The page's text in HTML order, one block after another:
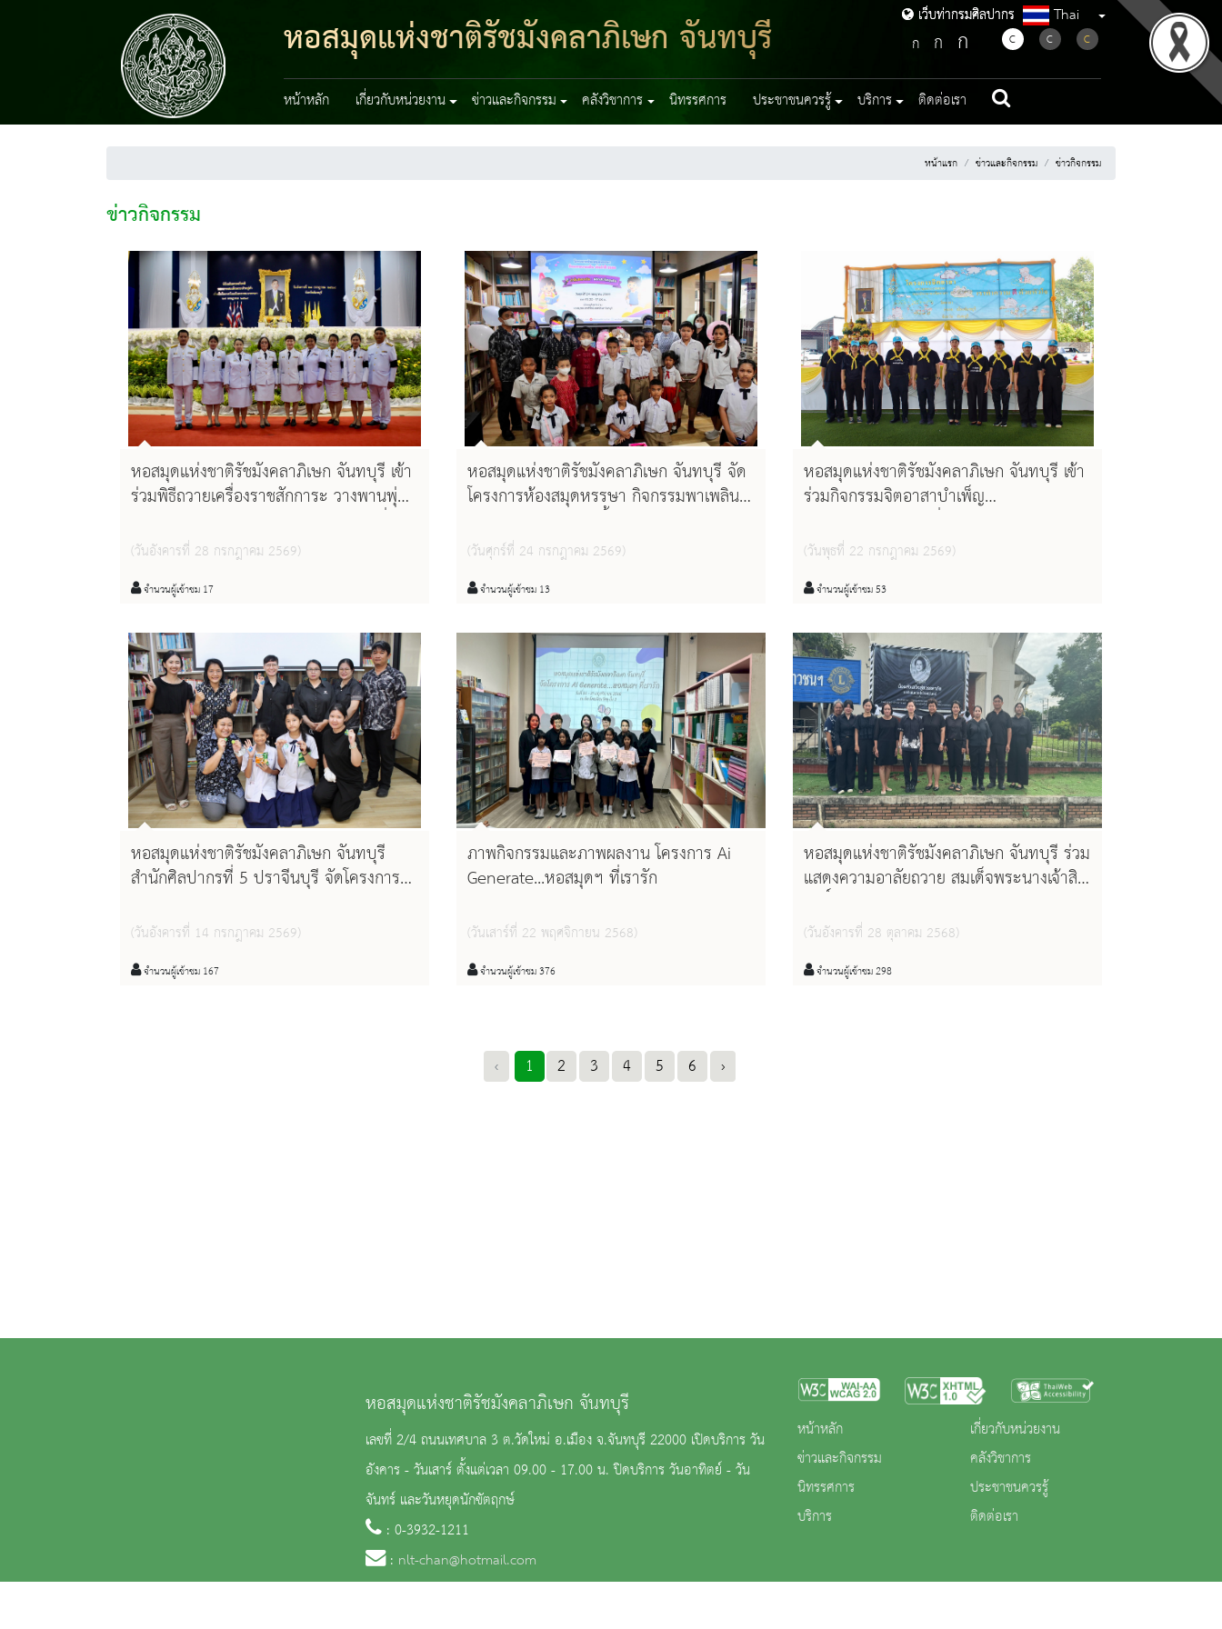
เว็บท่ากรมศิลปากร
หอสมุดแห่งชาติรัชมังคลาภิเษก จันทบุรี เว็บท่ากรมศิลปากร Thai
ก ก ก C C C
หน้าหลัก เกี่ยวกับหน่วยงาน ข่าวและกิจกรรม คลังวิชาการ นิทรรศการ ประชาชนควรรู้ บริการ ติดต่อเรา
หน้าแรก ข่าวและกิจกรรม ข่าวกิจกรรม
ข่าวกิจกรรม
หอสมุดแห่งชาติรัชมังคลาภิเษก จันทบุรี เข้า
ร่วมพิธีถวายเครื่องราชสักการะ วางพานพุ่ม
ในวันเฉลิมพระชนมพรรษา พระบาทสมเด็จ
พระวชิรเกล้าเจ้าอยู่หัว ๒๘ กรกฎาคม
๒๕๖๙
(วันอังคารที่ 28 กรกฎาคม 2569)
จำนวนผู้เข้าชม 17
หอสมุดแห่งชาติรัชมังคลาภิเษก จันทบุรี จัด
โครงการห้องสมุดหรรษา กิจกรรมพาเพลิน
ประโยคสุดหิน“
(วันศุกร์ที่ 24 กรกฎาคม 2569)
จำนวนผู้เข้าชม 13
หอสมุดแห่งชาติรัชมังคลาภิเษก จันทบุรี เข้า
ร่วมกิจกรรมจิตอาสาบำเพ็ญ
พระชนมพรรษาพระบาทสมเด็จพระวชิร
เกล้าเจ้าอยู่หัว 28 กรกฎาคม 2569
(วันพุธที่ 22 กรกฎาคม 2569)
จำนวนผู้เข้าชม 53
หอสมุดแห่งชาติรัชมังคลาภิเษก จันทบุรี
สำนักศิลปากรที่ 5 ปราจีนบุรี จัดโครงการ
2569 “Little Keychain: เด็กน้อยลด
(วันอังคารที่ 14 กรกฎาคม 2569)
จำนวนผู้เข้าชม 167
ภาพกิจกรรมและภาพผลงาน โครงการ Ai
Generate...หอสมุดฯ ที่เรารัก
(วันเสาร์ที่ 22 พฤศจิกายน 2568)
จำนวนผู้เข้าชม 376
หอสมุดแห่งชาติรัชมังคลาภิเษก จันทบุรี ร่วม
แสดงความอาลัยถวาย สมเด็จพระนางเจ้าสิ
พันปีหลวง เสด็จสู่สวรรคาลัย ด้วยสำนึกใน
พระมหากรุณาธิคุณเป็นล้นพ้นอันหาที่สุด
มิได้
(วันอังคารที่ 28 ตุลาคม 2568)
จำนวนผู้เข้าชม 298
‹ 1 2 3 4 5 6 ›
หอสมุดแห่งชาติรัชมังคลาภิเษก จันทบุรี
เลขที่ 2/4 ถนนเทศบาล 3 ต.วัดใหม่ อ.เมือง จ.จันทบุรี 22000 เปิดบริการ วัน
อังคาร - วันเสาร์ ตั้งแต่เวลา 09.00 - 17.00 น. ปิดบริการ วันอาทิตย์ - วัน
จันทร์ และวันหยุดนักขัตฤกษ์
: 0-3932-1211
: nlt-chan@hotmail.com
หน้าหลัก
ข่าวและกิจกรรม
นิทรรศการ
บริการ
เกี่ยวกับหน่วยงาน
คลังวิชาการ
ประชาชนควรรู้
ติดต่อเรา